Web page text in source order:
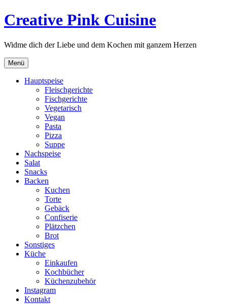
Direkt
zum
Creative Pink Cuisine
Widme dich der Liebe und dem Kochen mit ganzem Herzen
Menü
Haupt­spei­se
Fleisch­ge­rich­te
Fisch­ge­rich­te
Vege­ta­risch
Vegan
Pasta
Pizza
Suppe
Nach­spei­se
Salat
Snacks
Backen
Kuchen
Torte
Gebäck
Con­fi­se­rie
Plätzchen
Brot
Sonstiges
Küche
Einkaufen
Koch­bü­cher
Küchen­zu­be­hör
Instagram
Kontakt